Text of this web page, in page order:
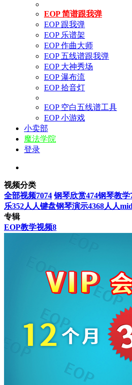
EOP 简谱跟我弹
EOP 跟我弹
EOP 乐谱架
EOP 作曲大师
EOP 五线谱跟我弹
EOP 大神秀场
EOP 瀑布流
EOP 拾音灯
EOP 空白五线谱工具
EOP 小游戏
小卖部
魔法学院
登录
视频分类
全部视频7074 钢琴欣赏474钢琴教学
乐352人人键盘钢琴演示4368人人
专辑
EOP教学视频8